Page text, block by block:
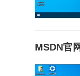
MSDN官